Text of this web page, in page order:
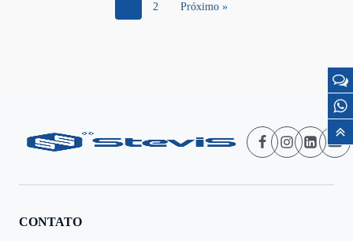
2 Próximo »
CONTATO